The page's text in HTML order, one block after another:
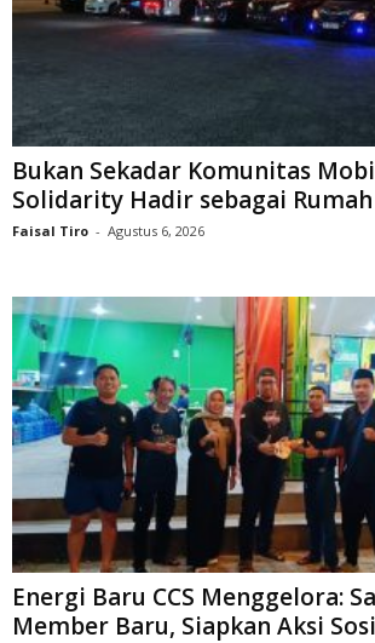
Bukan Sekadar Komunitas
Solidarity Hadir sebagai Rumah
Faisal Tiro - Agustus 6, 2026
Energi Baru CCS Menggelora:
Member Baru, Siapkan Aksi